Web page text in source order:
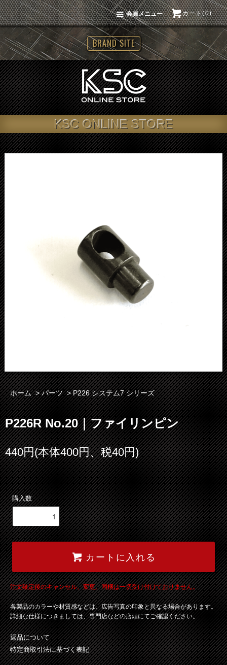
カート(0)
会員メニュー
BRAND SITE
KSC ONLINE STORE
ホーム >パーツ >P226 システム7 シリーズ
P226R No.20｜ファイリンピン
440円(本体400円、税40円)
購入数
カートに入れる
注文確定後のキャンセル、変更、同梱は一切受け付けておりません。
各製品のカラーや材質感などは、広告写真の印象と異なる場合があります。
詳細な仕様につきましては、専門店などの店頭にてご確認ください。
返品について
特定商取引法に基づく表記